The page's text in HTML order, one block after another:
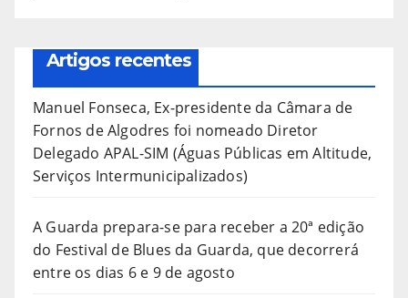
Artigos recentes
Manuel Fonseca, Ex-presidente da Câmara de
Fornos de Algodres foi nomeado Diretor
Delegado APAL-SIM (Águas Públicas em Altitude,
Serviços Intermunicipalizados)
A Guarda prepara-se para receber a 20ª edição
do Festival de Blues da Guarda, que decorrerá
entre os dias 6 e 9 de agosto